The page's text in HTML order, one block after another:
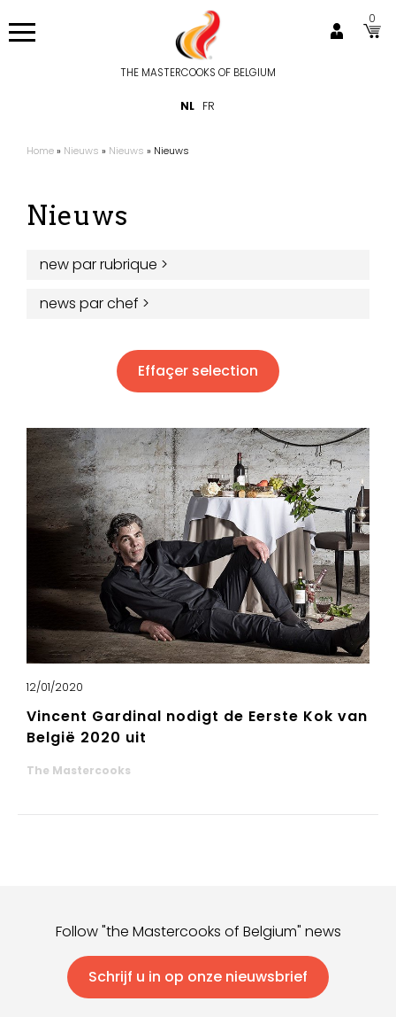
en
THE MASTERCOOKS OF BELGIUM
0
NL FR
Kruimelpad
Home Nieuws Nieuws Nieuws
Nieuws
new par rubrique >
news par chef >
Effaçer selection
12/01/2020
Vincent Gardinal nodigt de Eerste Kok van
België 2020 uit
The Mastercooks
Follow "the Mastercooks of Belgium" news
Schrijf u in op onze nieuwsbrief